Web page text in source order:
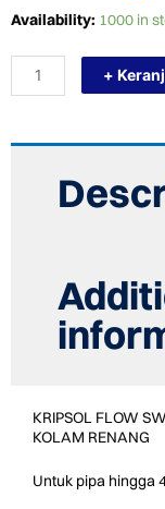
Availability: 1000 in
TERMURAH
FLOW
SWITCH
PRO
KOLAM
+
KRIPSOL FLOW
KOLAM RENANG
Untuk pipa hingga